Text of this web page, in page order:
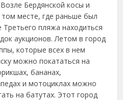
Бердянской косы и
месте, где раньше был
пляжа находиться
аукционов. Летом в город
которые всех в нем
можно покататься на
бананах,
и мотоциклах можно
на батутах. Этот город